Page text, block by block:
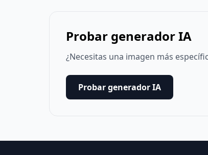
Probar generador IA
¿Necesitas una imagen más
Probar generador IA